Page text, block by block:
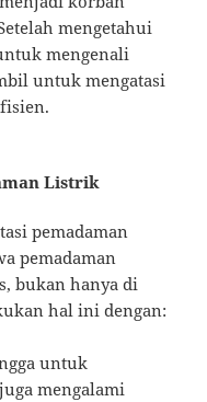
mengetahui
mengenali
untuk mengatasi
Listrik
pemadaman
pemadaman
bukan hanya di
hal ini dengan:
untuk
mengalami